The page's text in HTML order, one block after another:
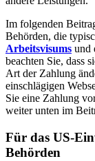
Im folgenden
Behörden, die
Arbeitsvisums und
beachten Sie, dass
Art der Zahlung
einschlägigen
Sie eine Zahlung
weiter unten im
Für das US-
Behörden